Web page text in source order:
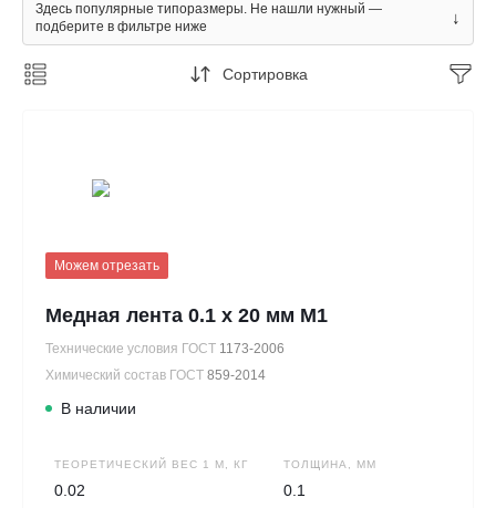
Здесь популярные типоразмеры. Не нашли нужный —
подберите в фильтре ниже
↓
Сортировка
Можем отрезать
Медная лента 0.1 х 20 мм М1
Технические условия ГОСТ 1173-2006
Химический состав ГОСТ 859-2014
В наличии
ТЕОРЕТИЧЕСКИЙ ВЕС 1 М, КГ
0.02
ТОЛЩИНА, ММ
0.1